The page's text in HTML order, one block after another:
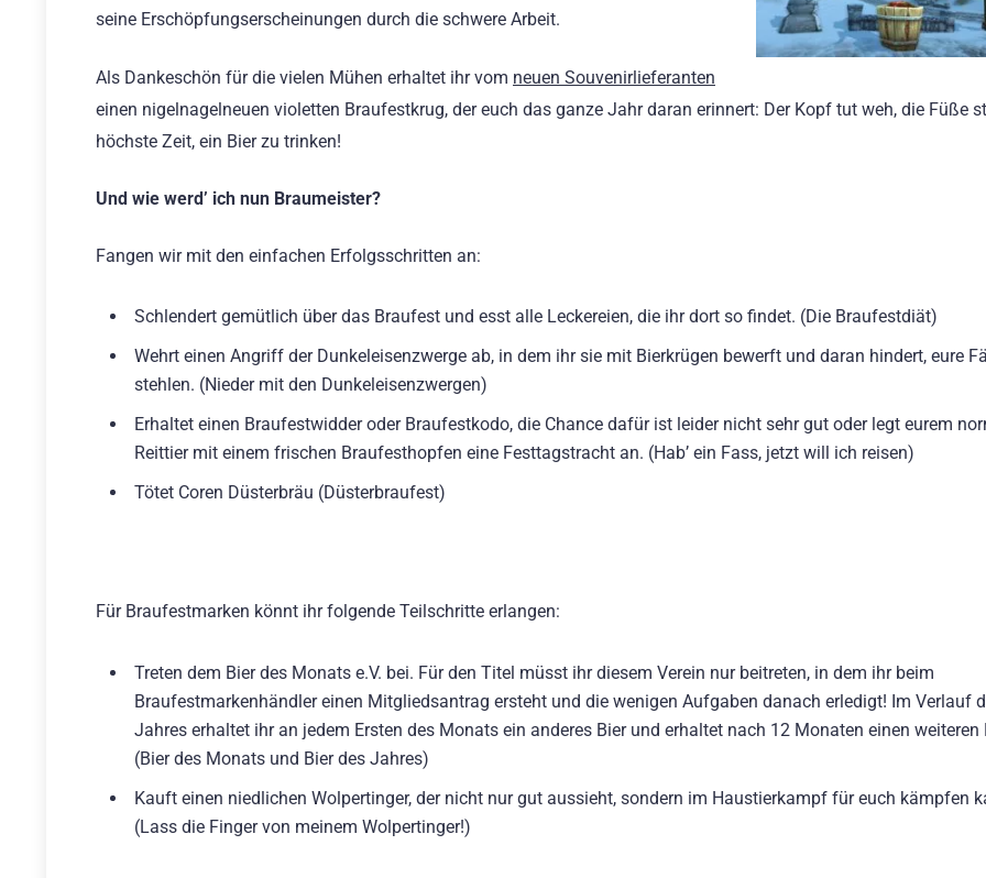
seine Erschöpfungserscheinungen durch die schwere Arbeit.
Als Dankeschön für die vielen Mühen erhaltet ihr vom neuen Souvenirlieferanten
einen nigelnagelneuen violetten Braufestkrug, der euch das ganze Jahr daran erinnert: Der Kopf tut weh, die Füße
höchste Zeit, ein Bier zu trinken!
Und wie werd’ ich nun Braumeister?
Fangen wir mit den einfachen Erfolgsschritten an:
Schlendert gemütlich über das Braufest und esst alle Leckereien, die ihr dort so findet. (Die Braufestdiät)
Wehrt einen Angriff der Dunkeleisenzwerge ab, in dem ihr sie mit Bierkrügen bewerft und daran hindert, eure
stehlen. (Nieder mit den Dunkeleisenzwergen)
Erhaltet einen Braufestwidder oder Braufestkodo, die Chance dafür ist leider nicht sehr gut oder legt eurem
Reittier mit einem frischen Braufesthopfen eine Festtagstracht an. (Hab’ ein Fass, jetzt will ich reisen)
Tötet Coren Düsterbräu (Düsterbraufest)
Für Braufestmarken könnt ihr folgende Teilschritte erlangen:
Treten dem Bier des Monats e.V. bei. Für den Titel müsst ihr diesem Verein nur beitreten, in dem ihr beim
Braufestmarkenhändler einen Mitgliedsantrag ersteht und die wenigen Aufgaben danach erledigt! Im Verlauf
Jahres erhaltet ihr an jedem Ersten des Monats ein anderes Bier und erhaltet nach 12 Monaten einen weiteren
(Bier des Monats und Bier des Jahres)
Kauft einen niedlichen Wolpertinger, der nicht nur gut aussieht, sondern im Haustierkampf für euch kämpfen
(Lass die Finger von meinem Wolpertinger!)